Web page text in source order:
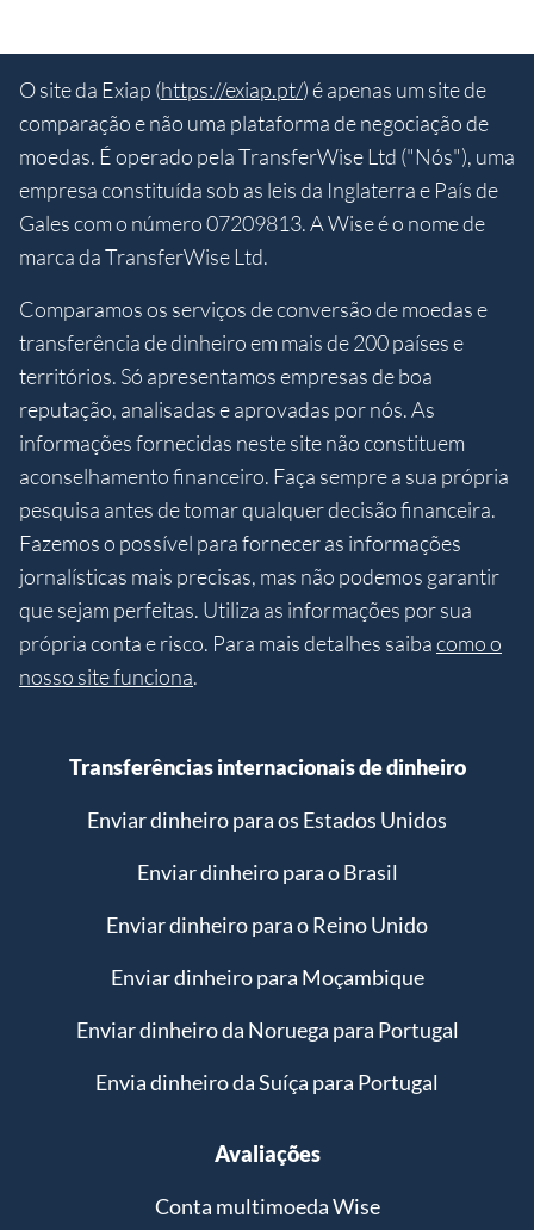
O site da Exiap (https://exiap.pt/) é apenas um site de
comparação e não uma plataforma de negociação de
moedas. É operado pela TransferWise Ltd ("Nós"), uma
empresa constituída sob as leis da Inglaterra e País de
Gales com o número 07209813. A Wise é o nome de
marca da TransferWise Ltd.
Comparamos os serviços de conversão de moedas e
transferência de dinheiro em mais de 200 países e
territórios. Só apresentamos empresas de boa
reputação, analisadas e aprovadas por nós. As
informações fornecidas neste site não constituem
aconselhamento financeiro. Faça sempre a sua própria
pesquisa antes de tomar qualquer decisão financeira.
Fazemos o possível para fornecer as informações
jornalísticas mais precisas, mas não podemos garantir
que sejam perfeitas. Utiliza as informações por sua
própria conta e risco. Para mais detalhes saibacomo o
nosso site funciona.
Transferências internacionais de dinheiro
Enviar dinheiro para os Estados Unidos
Enviar dinheiro para o Brasil
Enviar dinheiro para o Reino Unido
Enviar dinheiro para Moçambique
Enviar dinheiro da Noruega para Portugal
Envia dinheiro da Suíça para Portugal
Avaliações
Conta multimoeda Wise